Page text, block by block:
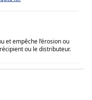
et empêche l’érosion ou
ou le distributeur.